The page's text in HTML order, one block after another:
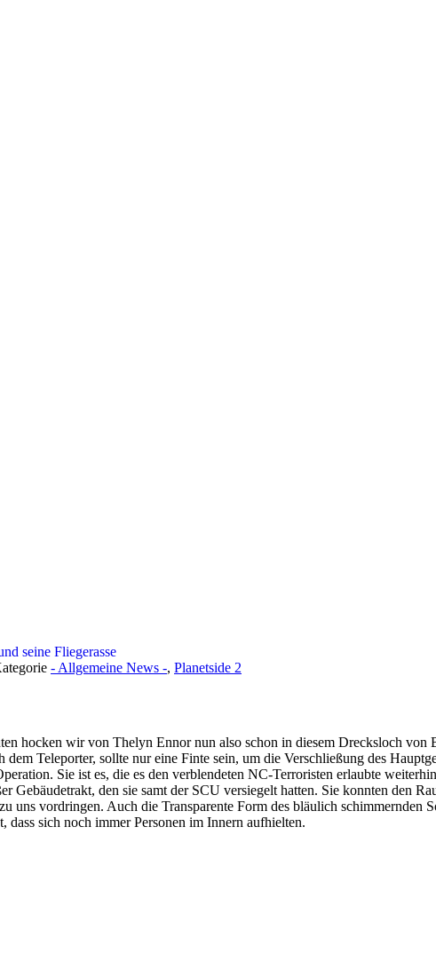
seine Fliegerasse
- Allgemeine News -, Planetside 2
hocken wir von Thelyn Ennor nun also schon in diesem Drecksloch von
dem Teleporter, sollte nur eine Finte sein, um die Verschließung des
Sie ist es, die es den verblendeten NC-Terroristen erlaubte
den sie samt der SCU versiegelt hatten. Sie konnten den
uns vordringen. Auch die Transparente Form des bläulich
sich noch immer Personen im Innern aufhielten.